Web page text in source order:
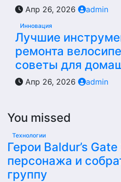
Апр 26, 2026 admin
Инновация
Лучшие
ремонта
советы для
Апр 26, 2026 admin
You missed
Технологии
Герои Baldur’s
персонажа и
группу